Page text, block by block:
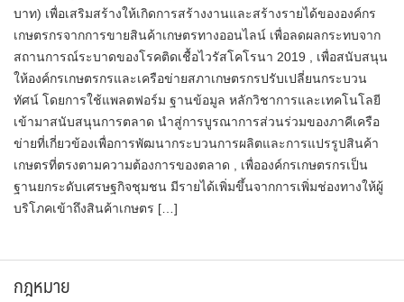
บาท) เพื่อเสริมสร้างให้เกิดการสร้างงานและสร้างรายได้ขององค์กร
เกษตรกรจากการขายสินค้าเกษตรทางออนไลน์ เพื่อลดผลกระทบจาก
สถานการณ์ระบาดของโรคติดเชื้อไวรัสโคโรนา 2019 , เพื่อสนับสนุน
ให้องค์กรเกษตรกรและเครือข่ายสภาเกษตรกรปรับเปลี่ยนกระบวน
ทัศน์ โดยการใช้แพลตฟอร์ม ฐานข้อมูล หลักวิชาการและเทคโนโลยี
เข้ามาสนับสนุนการตลาด นำสู่การบูรณาการส่วนร่วมของภาคีเครือ
ข่ายที่เกี่ยวข้องเพื่อการพัฒนากระบวนการผลิตและการแปรรูปสินค้า
เกษตรที่ตรงตามความต้องการของตลาด , เพื่อองค์กรเกษตรกรเป็น
ฐานยกระดับเศรษฐกิจชุมชน มีรายได้เพิ่มขึ้นจากการเพิ่มช่องทางให้ผู้
บริโภคเข้าถึงสินค้าเกษตร […]
กฎหมาย